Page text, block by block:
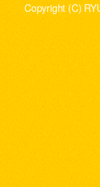
Copyright (C)